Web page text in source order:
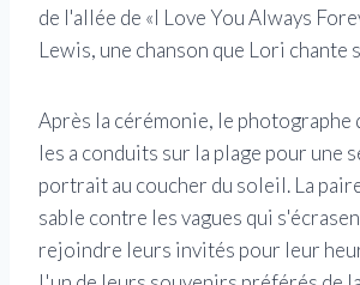
de l'allée de «I Love You Always
Lewis, une chanson que Lori chante
Après la cérémonie, le photographe
les a conduits sur la plage pour une
portrait au coucher du soleil. La
sable contre les vagues qui
rejoindre leurs invités pour leur